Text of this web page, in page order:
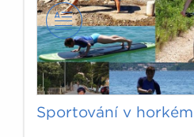
Sportování v